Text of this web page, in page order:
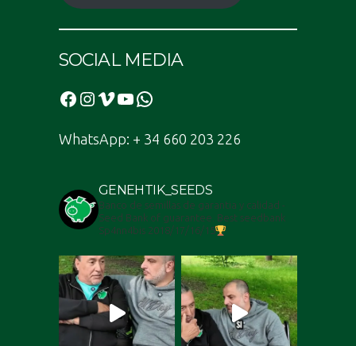
SOCIAL MEDIA
Facebook
Instagram
Vimeo
YouTube
WhatsApp
WhatsApp: + 34 660 203 226
GENEHTIK_SEEDS
Banco de semillas de garantia y calidad -
Seed Bank of guarantee. Best seedbank
Sp4nn4bis 2018/17/16/15